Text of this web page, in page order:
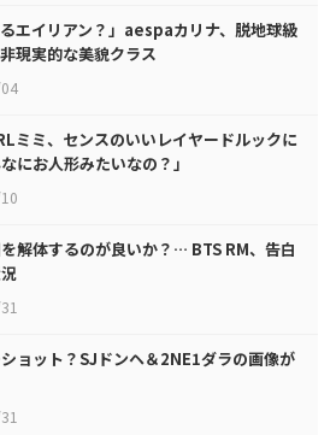
るエイリアン？」aespaカリナ、脱地球級
現実的な美貌クラス
ミミ、センスのいいレイヤードルックに
にお人形みたいなの？」
解体するのが良いか？… BTS RM、告白
ョット？SJドンヘ＆2NE1ダラの画像が